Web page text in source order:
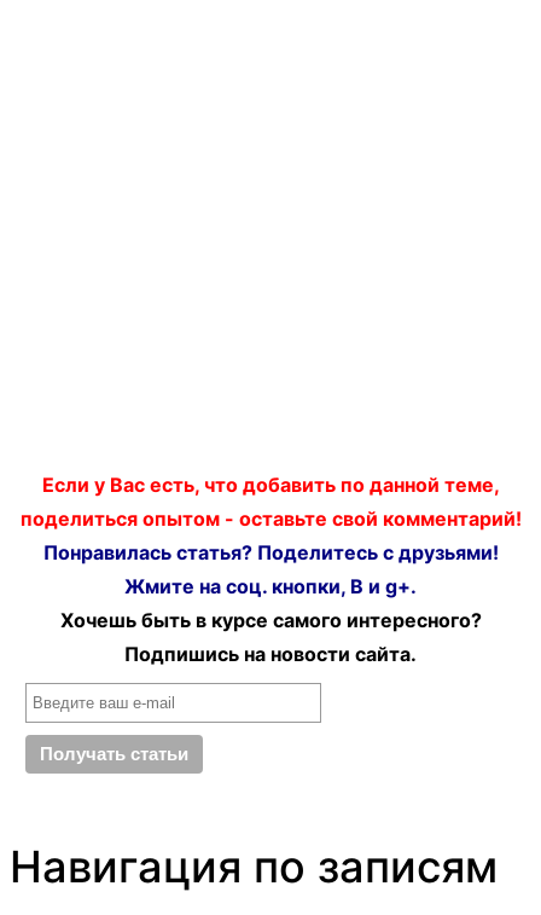
Если у Вас есть, что добавить по данной теме,
поделиться опытом - оставьте свой комментарий!
Понравилась статья? Поделитесь с друзьями!
Жмите на соц. кнопки, В и g+.
Хочешь быть в курсе самого интересного?
Подпишись на новости сайта.
Навигация по записям